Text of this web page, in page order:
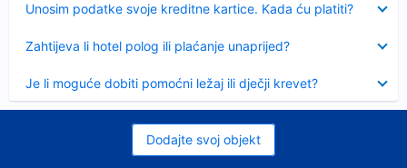
Unosim podatke svoje kreditne kartice. Kada ću platiti?
Zahtijeva li hotel polog ili plaćanje unaprijed?
Je li moguće dobiti pomoćni ležaj ili dječji krevet?
Dodajte svoj objekt